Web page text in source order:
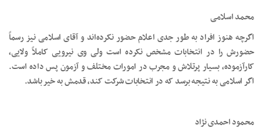
محمد اسلامی
اگرچه هنوز افراد به طور جدی اعلام حضور نکرده‌اند و آقای اسلامی نیز رسماً
حضورش را در انتخابات مشخص نکرده است ولی وی نیرویی کاملاً ولایی،
کارآزموده، بسیار پرتلاش و مجرب در امورات مختلف و آزمون پس داده است.
اگر اسلامی به نتیجه برسد که در انتخابات شرکت کند، قدمش به خیر باشد.
محمود احمدی نژاد